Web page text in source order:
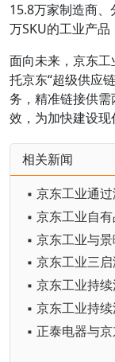
15.8万家制造商
万SKU的工业产品
面向未来，京东工
托京东“超级供应
务，精准链接供
效，为加快建设现
相关新闻
▪ 京东工业自
▪ 京东工业三